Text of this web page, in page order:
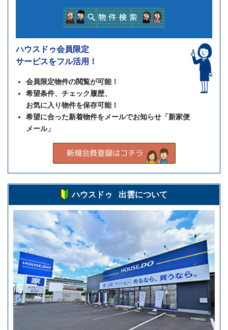
ハウスドゥ会員限定
サービスをフル活用！
会員限定物件の閲覧が可能！
希望条件、チェック履歴、
お気に入り物件を保存可能！
希望に合った新着物件をメールでお知らせ「新家便
メール」
ハウスドゥ 出雲について